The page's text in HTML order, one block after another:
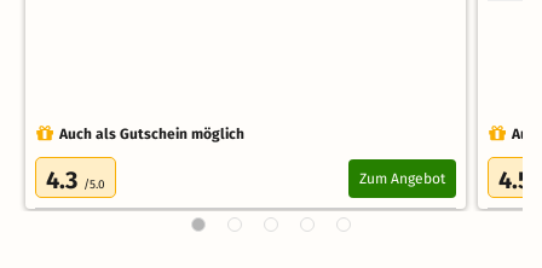
Auch als Gutschein möglich
4.3 /5.0 Zum Angebot 4.5